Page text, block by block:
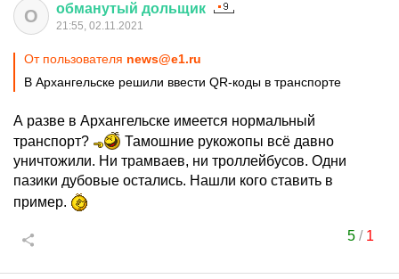
О обманутый дольщик
21:55, 02.11.2021
От пользователя news@e1.ru
В Архангельске решили ввести QR-коды в транспорте
А разве в Архангельске имеется нормальный
транспорт?
Тамошние рукожопы всё давно
уничтожили. Ни трамваев, ни троллейбусов. Одни
пазики дубовые остались. Нашли кого ставить в
пример.
5/ 1